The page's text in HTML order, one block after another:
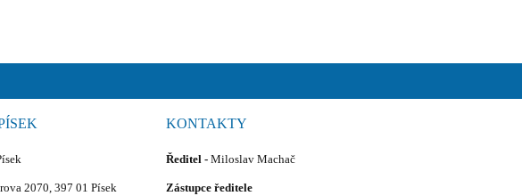
2070, 397 01 Písek
KONTAKTY
Ředitel -Miloslav Machač
Zástupce ředitele